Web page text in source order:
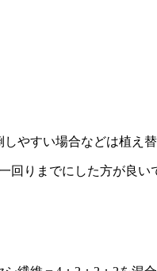
やすい場合などは植え替
回りまでにした方が良い